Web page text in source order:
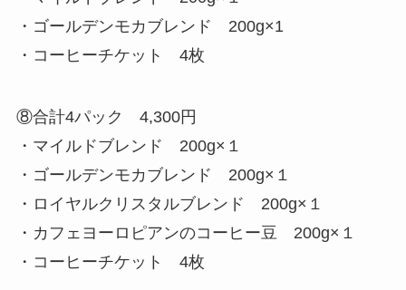
・ゴールデンモカブレンド 200g×1
・コーヒーチケット 4枚
⑧合計4パック 4,300円
・マイルドブレンド 200g×１
・ゴールデンモカブレンド 200g×１
・ロイヤルクリスタルブレンド 200g×１
・カフェヨーロピアンのコーヒー豆 200g×１
・コーヒーチケット 4枚